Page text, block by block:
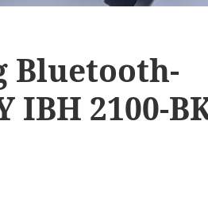
Bluetooth-
IBH 2100-